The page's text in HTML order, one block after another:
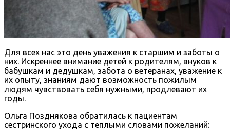
Для всех нас это день уважения к старшим и заботы о
них. Искреннее внимание детей к родителям, внуков к
бабушкам и дедушкам, забота о ветеранах, уважение к
их опыту, знаниям дают возможность пожилым
людям чувствовать себя нужными, продлевают их
годы.
Ольга Позднякова обратилась к пациентам
сестринского ухода с теплыми словами пожеланий: